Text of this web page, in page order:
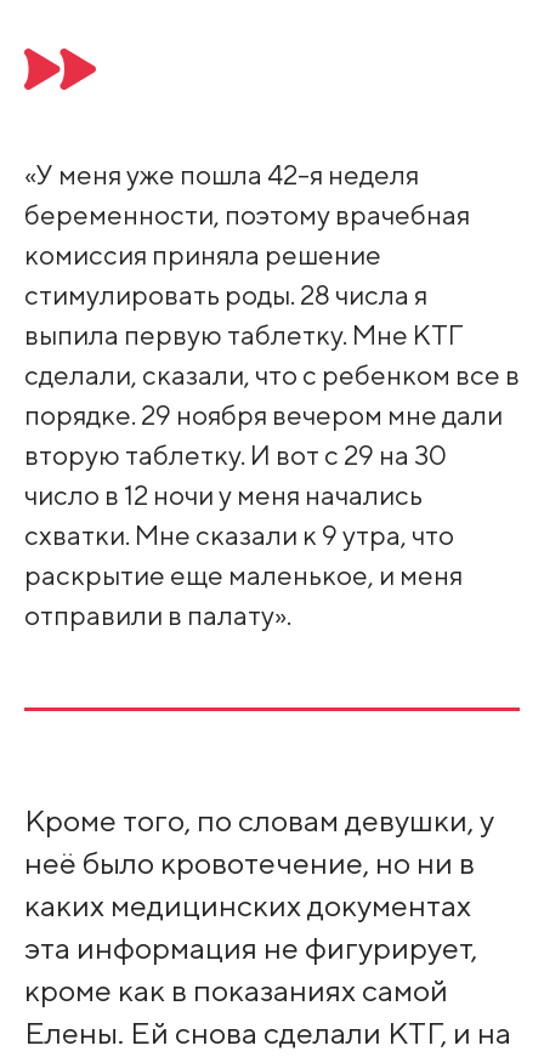
«У меня уже пошла 42-я неделя
беременности, поэтому врачебная
комиссия приняла решение
стимулировать роды. 28 числа я
выпила первую таблетку. Мне КТГ
сделали, сказали, что с ребенком все в
порядке. 29 ноября вечером мне дали
вторую таблетку. И вот с 29 на 30
число в 12 ночи у меня начались
схватки. Мне сказали к 9 утра, что
раскрытие еще маленькое, и меня
отправили в палату».
Кроме того, по словам девушки, у
неё было кровотечение, но ни в
каких медицинских документах
эта информация не фигурирует,
кроме как в показаниях самой
Елены. Ей снова сделали КТГ, и на